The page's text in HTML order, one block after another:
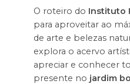
O roteiro do Instituto
para aproveitar ao
de arte e belezas
explora o acervo
apreciar e conhecer
presente no jardim